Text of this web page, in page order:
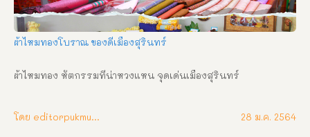
ผ้าไหมทองโบราณ ของดีเมืองสุรินทร์
ผ้าไหมทอง หัตกรรมที่น่าหวงแหน จุดเด่นเมืองสุรินทร์
โดย editorpukmudmuangthai 28 ม.ค. 2564